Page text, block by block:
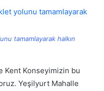
tamamlayarak halkın
Kent Konseyimizin bu
Yeşilyurt Mahalle